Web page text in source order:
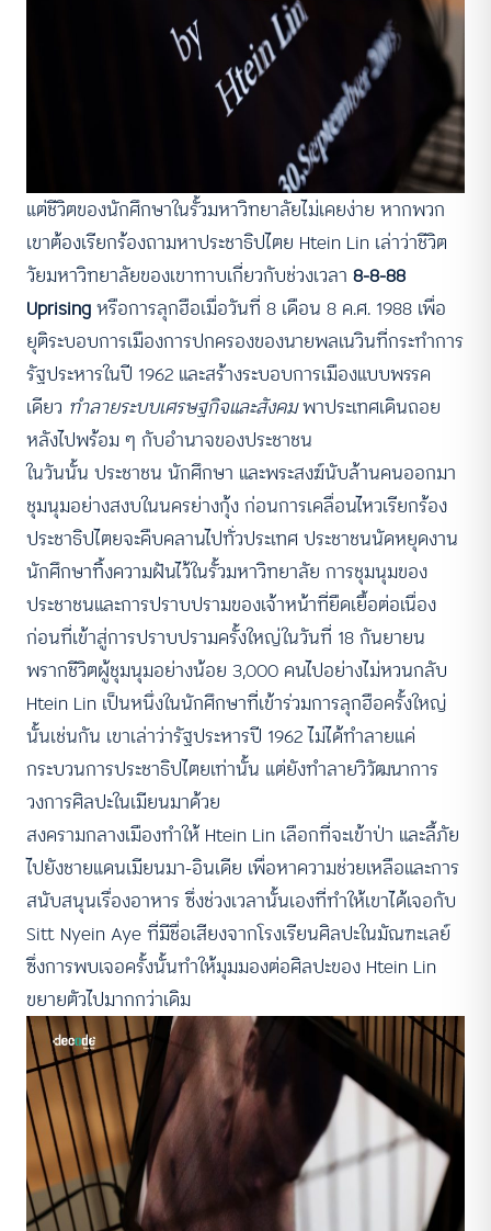
แต่ชีวิตของนักศึกษาในรั้วมหาวิทยาลัยไม่เคยง่าย หากพวก
เขาต้องเรียกร้องถามหาประชาธิปไตย Htein Lin เล่าว่าชีวิต
วัยมหาวิทยาลัยของเขาทาบเกี่ยวกับช่วงเวลา 8-8-88
Uprisingหรือการลุกฮือเมื่อวันที่ 8 เดือน 8 ค.ศ. 1988 เพื่อ
ยุติระบอบการเมืองการปกครองของนายพลเนวินที่กระทำการ
รัฐประหารในปี 1962 และสร้างระบอบการเมืองแบบพรรค
เดียว ทำลายระบบเศรษฐกิจและสังคมพาประเทศเดินถอย
หลังไปพร้อม ๆ กับอำนาจของประชาชน
ในวันนั้น ประชาชน นักศึกษา และพระสงฆ์นับล้านคนออกมา
ชุมนุมอย่างสงบในนครย่างกุ้ง ก่อนการเคลื่อนไหวเรียกร้อง
ประชาธิปไตยจะคืบคลานไปทั่วประเทศ ประชาชนนัดหยุดงาน
นักศึกษาทิ้งความฝันไว้ในรั้วมหาวิทยาลัย การชุมนุมของ
ประชาชนและการปราบปรามของเจ้าหน้าที่ยืดเยื้อต่อเนื่อง
ก่อนที่เข้าสู่การปราบปรามครั้งใหญ่ในวันที่ 18 กันยายน
พรากชีวิตผู้ชุมนุมอย่างน้อย 3,000 คนไปอย่างไม่หวนกลับ
Htein Lin เป็นหนึ่งในนักศึกษาที่เข้าร่วมการลุกฮือครั้งใหญ่
นั้นเช่นกัน เขาเล่าว่ารัฐประหารปี 1962 ไม่ได้ทำลายแค่
กระบวนการประชาธิปไตยเท่านั้น แต่ยังทำลายวิวัฒนาการ
วงการศิลปะในเมียนมาด้วย
สงครามกลางเมืองทำให้ Htein Lin เลือกที่จะเข้าป่า และลี้ภัย
ไปยังชายแดนเมียนมา-อินเดีย เพื่อหาความช่วยเหลือและการ
สนับสนุนเรื่องอาหาร ซึ่งช่วงเวลานั้นเองที่ทำให้เขาได้เจอกับ
Sitt Nyein Aye ที่มีชื่อเสียงจากโรงเรียนศิลปะในมัณฑะเลย์
ซึ่งการพบเจอครั้งนั้นทำให้มุมมองต่อศิลปะของ Htein Lin
ขยายตัวไปมากกว่าเดิม